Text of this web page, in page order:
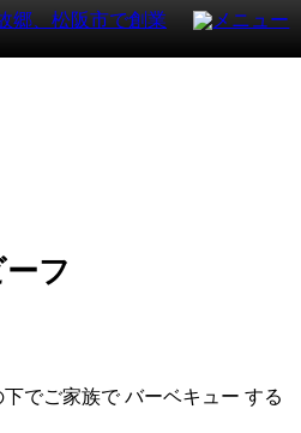
フ
でご家族で バーベキュー する